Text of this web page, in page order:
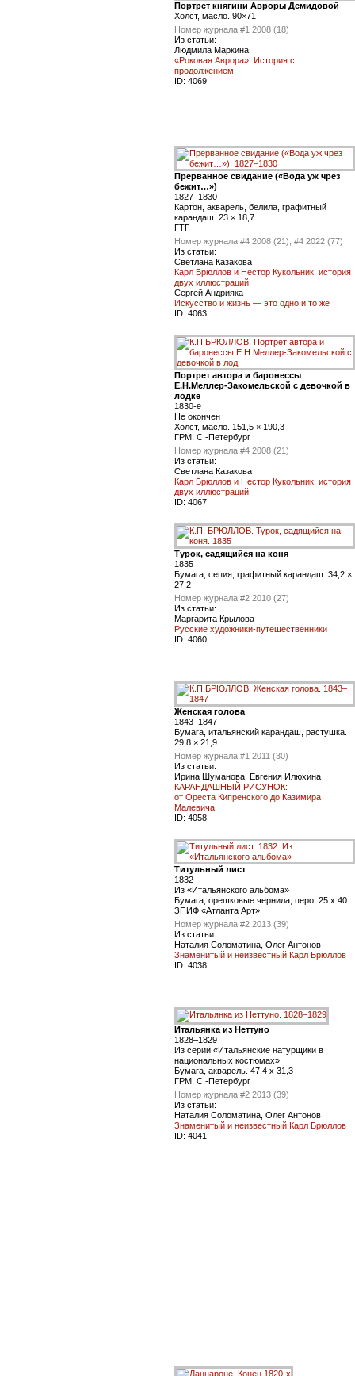
Портрет княгини Авроры Демидовой
Холст, масло. 90×71
Номер журнала:#1 2008 (18)
Из статьи:
Людмила Маркина
«Роковая Аврора». История с
продолжением
ID: 4069
Прерванное свидание («Вода уж чрез
бежит…»)
1827–1830
Картон, акварель, белила, графитный
карандаш. 23 × 18,7
ГТГ
Номер журнала:#4 2008 (21), #4 2022 (77)
Из статьи:
Светлана Казакова
Карл Брюллов и Нестор Кукольник: история
двух иллюстраций
Сергей Андрияка
Искусство и жизнь — это одно и то же
ID: 4063
Портрет автора и баронессы
Е.Н.Меллер-Закомельской с девочкой в
лодке
1830-е
Не окончен
Холст, масло. 151,5 × 190,3
ГРМ, С.-Петербург
Номер журнала:#4 2008 (21)
Из статьи:
Светлана Казакова
Карл Брюллов и Нестор Кукольник: история
двух иллюстраций
ID: 4067
Турок, садящийся на коня
1835
Бумага, сепия, графитный карандаш. 34,2 ×
27,2
Номер журнала:#2 2010 (27)
Из статьи:
Маргарита Крылова
Русские художники-путешественники
ID: 4060
Женская голова
1843–1847
Бумага, итальянский карандаш, растушка.
29,8 × 21,9
Номер журнала:#1 2011 (30)
Из статьи:
Ирина Шуманова, Евгения Илюхина
КАРАНДАШНЫЙ РИСУНОК:
от Ореста Кипренского до Казимира
Малевича
ID: 4058
Титульный лист
1832
Из «Итальянского альбома»
Бумага, орешковые чернила, перо. 25 x 40
ЗПИФ «Атланта Арт»
Номер журнала:#2 2013 (39)
Из статьи:
Наталия Соломатина, Олег Антонов
Знаменитый и неизвестный Карл Брюллов
ID: 4038
Итальянка из Неттуно
1828–1829
Из серии «Итальянские натурщики в
национальных костюмах»
Бумага, акварель. 47,4 x 31,3
ГРМ, С.-Петербург
Номер журнала:#2 2013 (39)
Из статьи:
Наталия Соломатина, Олег Антонов
Знаменитый и неизвестный Карл Брюллов
ID: 4041